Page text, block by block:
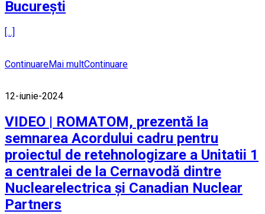
București
[...]
ContinuareMai multContinuare
12-iunie-2024
VIDEO | ROMATOM, prezentă la
semnarea Acordului cadru pentru
proiectul de retehnologizare a Unitatii 1
a centralei de la Cernavodă dintre
Nuclearelectrica și Canadian Nuclear
Partners